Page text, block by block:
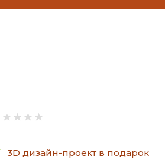
3D дизайн-проект в подарок